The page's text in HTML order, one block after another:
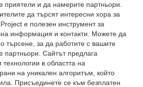
приятели и да намерите партньори.
да търсят интересни хора за
е полезен инструмент за
информация и контакти. Можете да
търсене, за да работите с вашите
партньори. Сайтът предлага
в областта на
на уникален алгоритъм, който
Присъединете се към безплатен